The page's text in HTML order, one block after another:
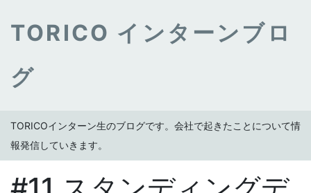
TORICO インターンブロ
グ
TORICOインターン生のブログです。会社で起きたことについて情
報発信していきます。